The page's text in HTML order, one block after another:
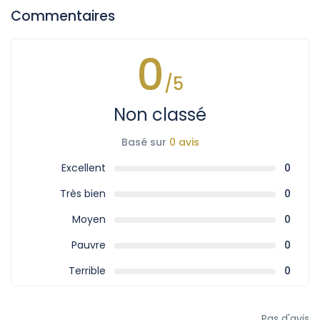
Commentaires
0/5
Non classé
Basé sur 0 avis
Excellent
0
Très bien
0
Moyen
0
Pauvre
0
Terrible
0